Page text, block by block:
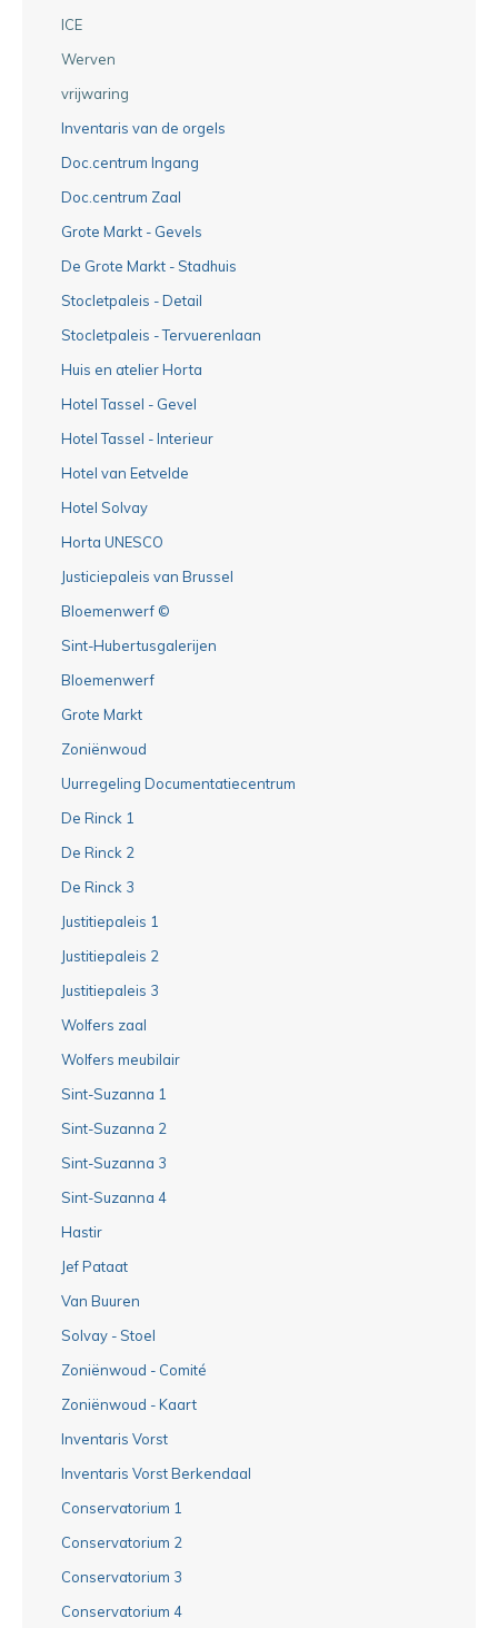
ICE
Werven
vrijwaring
Inventaris van de orgels
Doc.centrum Ingang
Doc.centrum Zaal
Grote Markt - Gevels
De Grote Markt - Stadhuis
Stocletpaleis - Detail
Stocletpaleis - Tervuerenlaan
Huis en atelier Horta
Hotel Tassel - Gevel
Hotel Tassel - Interieur
Hotel van Eetvelde
Hotel Solvay
Horta UNESCO
Justiciepaleis van Brussel
Bloemenwerf ©
Sint-Hubertusgalerijen
Bloemenwerf
Grote Markt
Zoniënwoud
Uurregeling Documentatiecentrum
De Rinck 1
De Rinck 2
De Rinck 3
Justitiepaleis 1
Justitiepaleis 2
Justitiepaleis 3
Wolfers zaal
Wolfers meubilair
Sint-Suzanna 1
Sint-Suzanna 2
Sint-Suzanna 3
Sint-Suzanna 4
Hastir
Jef Pataat
Van Buuren
Solvay - Stoel
Zoniënwoud - Comité
Zoniënwoud - Kaart
Inventaris Vorst
Inventaris Vorst Berkendaal
Conservatorium 1
Conservatorium 2
Conservatorium 3
Conservatorium 4